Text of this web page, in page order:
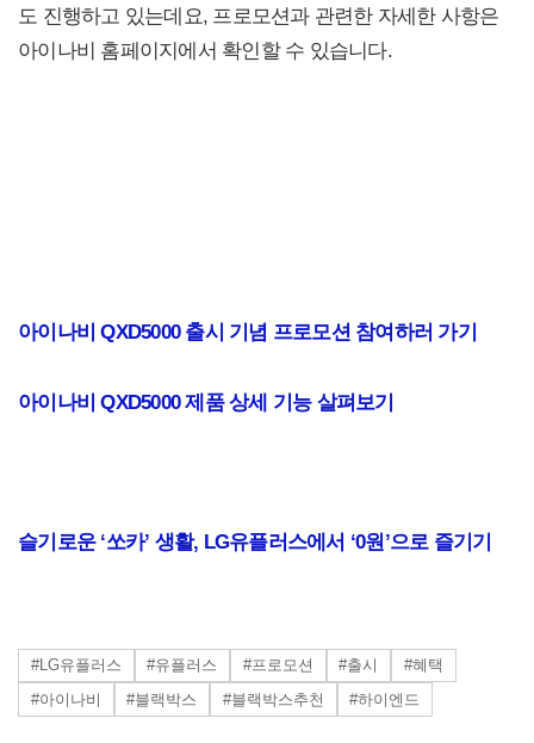
도 진행하고 있는데요, 프로모션과 관련한 자세한 사항은
아이나비 홈페이지에서 확인할 수 있습니다.
아이나비 QXD5000 출시 기념 프로모션 참여하러 가기
아이나비 QXD5000 제품 상세 기능 살펴보기
슬기로운 ‘쏘카’ 생활, LG유플러스에서 ‘0원’으로 즐기기
#LG유플러스 #유플러스 #프로모션 #출시
#혜택
#아이나비
#블랙박스 #블랙박스추천 #하이엔드